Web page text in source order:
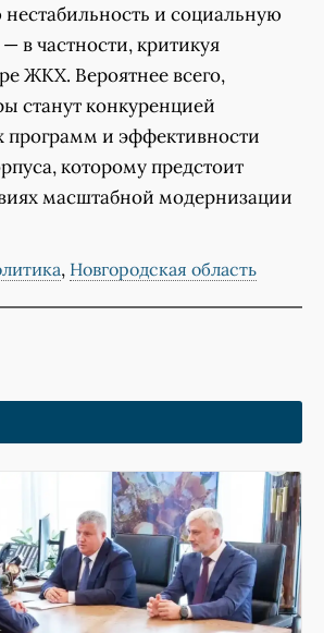
и социальную
в частности, критикуя
ЖКХ. Вероятнее всего,
станут конкуренцией
программ и эффективности
которому предстоит
масштабной модернизации
, Новгородская область